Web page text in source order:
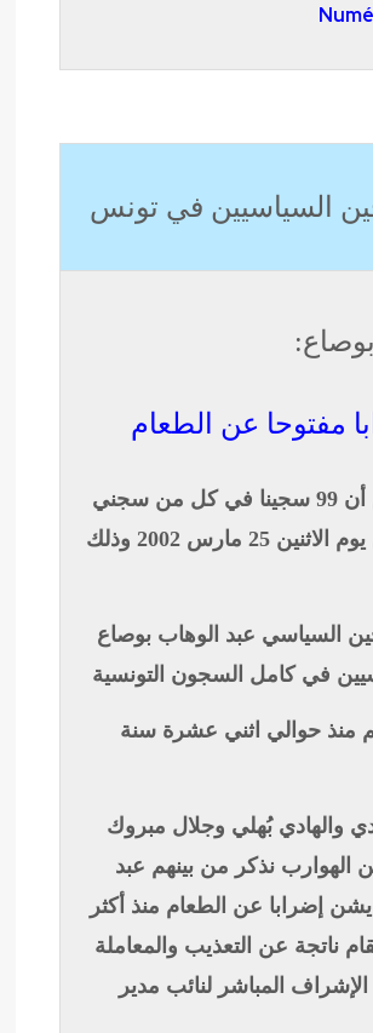
السياسيين في تونس
مفتوحا عن الطعام
علمت اللجنة الدولية للتضامن مع المساجين السياسيين في تونس أن 99 سجينا في كل من سجني
صفاقس والهوارب دخلوا في إضراب مفتوح عن الطعام ابتداء من يوم الاثنين 25 مارس 2002 وذلك
السياسي عبد الوهاب بوصاع
في كامل السجون التونسية
منذ حوالي اثني عشرة سنة
الزيدي والهادي بُهلي وجلال مبروك
بينما أضرب 78 سجينا في سجن الهوارب نذكر من بينهم عبد
إضرابا عن الطعام منذ أكثر
ناتجة عن التعذيب والمعاملة
المباشر لنائب مدير